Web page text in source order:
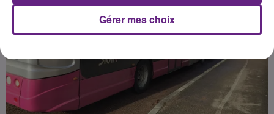
Gérer mes choix